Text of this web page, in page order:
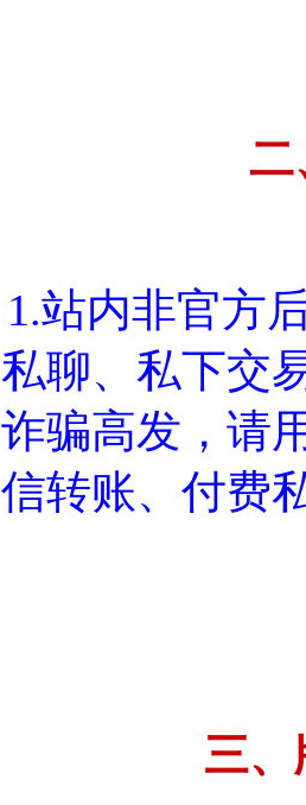
二
1.站内非官方
私聊、私下交
诈骗高发，请
信转账、付费
三